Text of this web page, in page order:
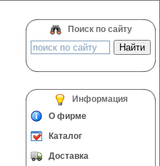
Поиск по сайту
Информация
О фирме
Каталог
Доставка